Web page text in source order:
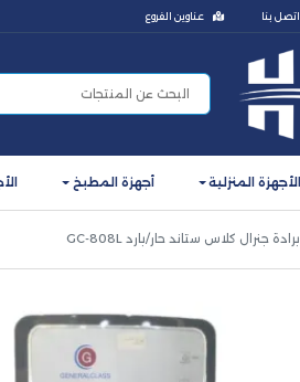
اتصل بنا عناوين الفروع
الأجهزة المنزلية أجهزة المطبخ
برادة جنرال كلاس ستاند حار/بارد GC-808L